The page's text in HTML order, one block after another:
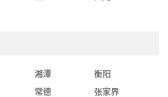
湘潭
衡阳
常德
张家界